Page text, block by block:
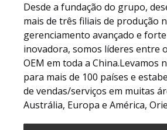
Desde a fundação do grupo,
mais de três filiais de produção
gerenciamento avançado e
inovadora, somos líderes entre
OEM em toda a China.Levamos
para mais de 100 países e
de vendas/serviços em muitas
Austrália, Europa e América,